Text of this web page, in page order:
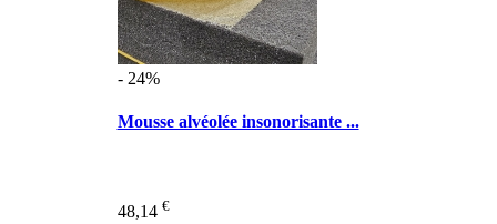
- 24%
Mousse alvéolée insonorisante ...
48,14 €